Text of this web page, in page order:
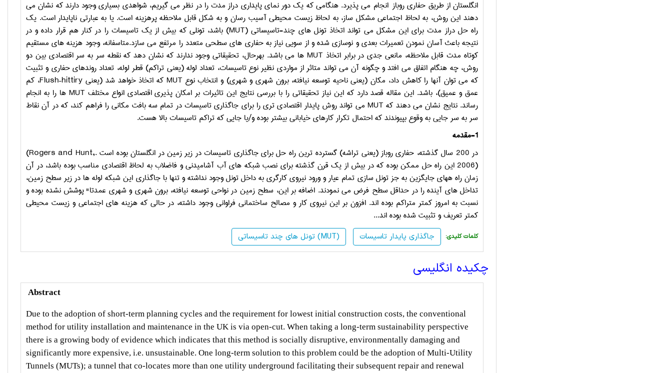
انگلستان از طریق حفاری روباز انجام می پذیرد. هنگامی که یک دور نمای پایداری دراز مدت را در نظر می گیریم، شواهدی بسیاری وجود دارند که نشان می
دهند این روش، به لحاظ اجتماعی مشکل ساز، به لحاظ زیست محیطی آسیب رسان و به شکل قابل ملاحظه پرهزینه است. یا به عبارتی ناپایدار است. یک
راه حل دراز مدت برای این مشکل می تواند اتخاذ تونل های چند-تاسیساتی (MUT) باشد، تونلی که بیش از یک تاسیسات را در کنار هم قرار داده و در
نتیجه باعث آسان نمودن تعمیرات بعدی و نوسازی شده و از سویی نیاز به حفاری های سطحی متعدد را مرتفع می سازد.متاسفانه، وجود هزینه های مستقیم
کوتاه مدت قابل ملاحظه، مانعی جدی در برابر اتخاذ MUT ها می باشد. بهرحال، تحقیقاتی وجود ندارند که نشان دهد که نقطه سر به سر اقتصادی بین دو
روش، چه هنگام اتفاق می افتد و چگونه آن می تواند متاثر از مواردی نظیر نوع تاسیسات، تعداد لوله (یعنی تراکم) قطر لوله، تعداد روندهای حفاری و تثبیت
که می توان آنها را کاهش داد، مکان (یعنی ناحیه توسعه نیافته، برون شهری و شهری) و انتخاب نوع MUT که اتخاذ خواهد شد (یعنی Flush–hittiry، کم
عمق و عمیق)، باشد. این مقاله قصد دارد که این نیاز تحقیقاتی را با بررسی نتایج این تاثیرات بر امکان پذیری اقتصادی انواع مختلف MUT ها را به انجام
رساند. نتایج نشان می دهند که MUT می تواند روش پایدار اقتصادی تری را برای جاگذاری تاسیسات در تمام سه بافت مکانی را فراهم کند، که در آن نقاط
سر به سر جایی به وقوع بپیوندند که احتمال تکرار کارهای خیابانی بیشتر بوده و/یا جایی که تراکم تاسیسات بالا هست.
1-مقدمه
در 200 سال گذشته، حفاری روباز (یعنی تراشه) گسترده ترین راه حل برای جاگذاری تاسیسات در زیر زمین در انگلستان بوده است .
(Rogers and Hunt,
2006) این راه حل ممکن بوده که در بیش از یک قرن گذشته برای نصب شبکه های آب آشامیدنی و فاضلاب به لحاظ اقتصادی مناسب بوده باشد، در آن
زمان راه ههای جایگزین به جز تونل سازی تمام عیار و ورود نیروی کارگری به داخل تونل وجود نداشته و تنها با جاگذاری این شبکه لوله ها در زیر سطح زمین،
تداخل های آینده را در حداقل سطح فرض می نمودند. اضافه بر این، سطح زمین در نواحی توسعه نیافته، برون شهری و شهری عمدتا" پوشش نشده بوده و
نسبت به امروز کمتر متراکم بوده اند. افزون بر این نیروی کار و مصالح ساختمانی فراوانی وجود داشته، در حالی که هزینه های اجتماعی و زیست محیطی
کمتر تعریف و تثبیت شده بوده اند...
تونل های چند تاسیساتی (MUT) جاگذاری پایدار تاسیسات :کلمات کلیدی
چکیده انگلیسی
Abstract
Due to the adoption of short-term planning cycles and the requirement for lowest initial construction costs, the conventional
method for utility installation and maintenance in the UK is via open-cut. When taking a long-term sustainability perspective
there is a growing body of evidence which indicates that this method is socially disruptive, environmentally damaging and
significantly more expensive, i.e. unsustainable. One long-term solution to this problem could be the adoption of Multi-Utility
Tunnels (MUTs); a tunnel that co-locates more than one utility underground facilitating their subsequent repair and renewal